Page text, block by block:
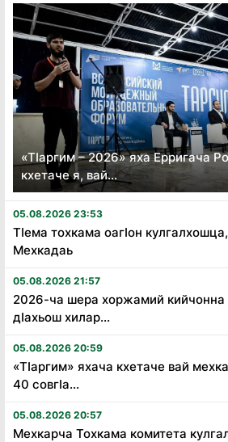
«Тӏаргим – 2026» яха Ерригача
кхетаче я, вай...
05.08.2026 23:53
Тӏема тохкама оагӏон
Мехкадаь
05.08.2026 21:57
2026-ча шера хоржамий кийчонна
дӏахьош хилар...
05.08.2026 20:59
«Тӏаргим» яхача кхетаче вай
40 совгӏа...
05.08.2026 20:57
Мехкарча Тохкама комитета